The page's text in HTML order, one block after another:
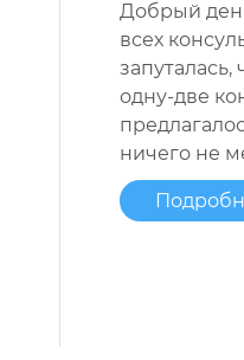
Добрый
всех
одну-две
ничего не